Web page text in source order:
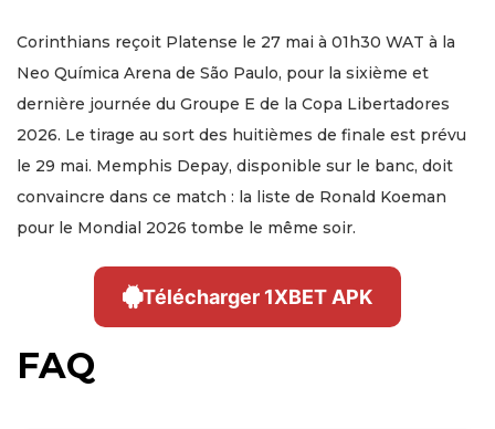
Corinthians reçoit Platense le 27 mai à 01h30 WAT à la
Neo Química Arena de São Paulo, pour la sixième et
dernière journée du Groupe E de la Copa Libertadores
2026. Le tirage au sort des huitièmes de finale est prévu
le 29 mai. Memphis Depay, disponible sur le banc, doit
convaincre dans ce match : la liste de Ronald Koeman
pour le Mondial 2026 tombe le même soir.
Télécharger 1XBET APK
FAQ